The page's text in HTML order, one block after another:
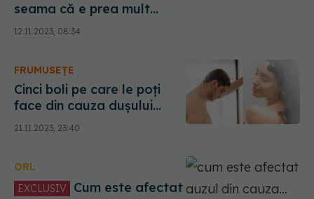
seama că e prea mult
zgomot. Codruț
Sarafoleanu: E greu. Există
12.11.2023, 08:34
FRUMUSEȚE
Cinci boli pe care le poți
face din cauza dușului
cald. Dilată vasele de
sânge și afectează inima
21.11.2023, 23:40
ORL
EXCLUSIV